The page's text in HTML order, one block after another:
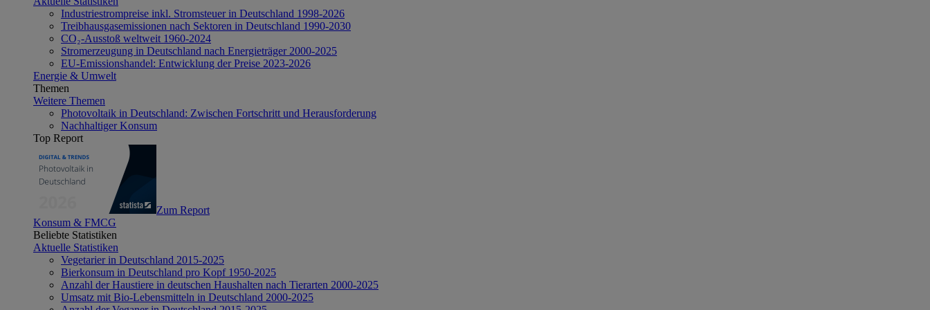
Industriestrompreise inkl. Stromsteuer in Deutschland 1998-2026
Treibhausgasemissionen nach Sektoren in Deutschland 1990-2030
CO₂-Ausstoß weltweit 1960-2024
Stromerzeugung in Deutschland nach Energieträger 2000-2025
EU-Emissionshandel: Entwicklung der Preise 2023-2026
Energie & Umwelt
Themen
Weitere Themen
Photovoltaik in Deutschland: Zwischen Fortschritt und Herausforderung
Nachhaltiger Konsum
Top Report
Zum Report
Konsum & FMCG
Beliebte Statistiken
Aktuelle Statistiken
Vegetarier in Deutschland 2015-2025
Bierkonsum in Deutschland pro Kopf 1950-2025
Anzahl der Haustiere in deutschen Haushalten nach Tierarten 2000-2025
Umsatz mit Bio-Lebensmitteln in Deutschland 2000-2025